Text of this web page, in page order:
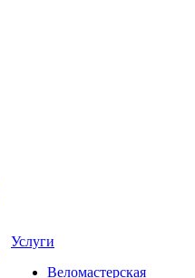
Услуги
Веломастерская